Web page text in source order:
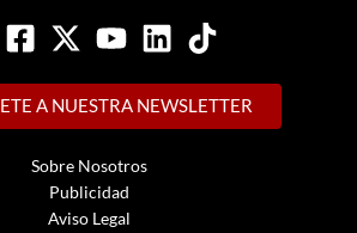
A NUESTRA NEWSLETTER
Sobre Nosotros
Publicidad
Aviso Legal